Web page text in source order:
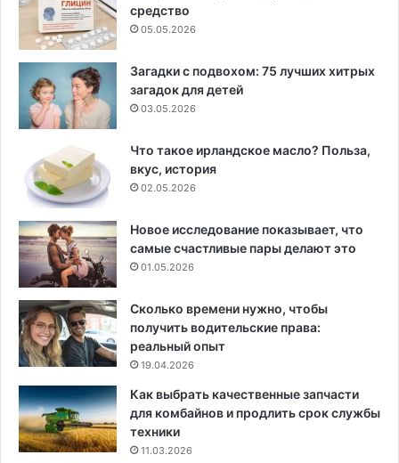
средство
05.05.2026
Загадки с подвохом: 75 лучших хитрых
загадок для детей
03.05.2026
Что такое ирландское масло? Польза,
вкус, история
02.05.2026
Новое исследование показывает, что
самые счастливые пары делают это
01.05.2026
Сколько времени нужно, чтобы
получить водительские права:
реальный опыт
19.04.2026
Как выбрать качественные запчасти
для комбайнов и продлить срок службы
техники
11.03.2026